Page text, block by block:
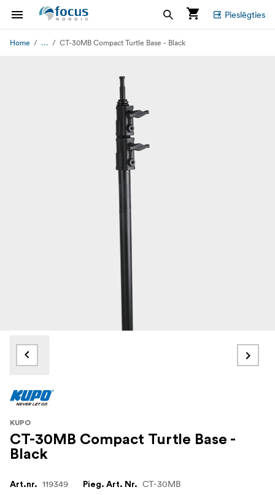
Pieslēgties
Home ... CT-30MB Compact Turtle Base - Black
KUPO
CT-30MB Compact Turtle Base -
Black
Art.nr. 119349 Pieg. Art. Nr. CT-30MB